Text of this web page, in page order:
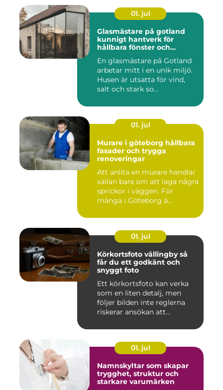
01. jul
Glasmästare på gotland
kunnigt hantverk för
hållbara fönster och
En glasmästare på Gotland
arbetar mitt i en unik miljö.
Husen är utsatta för vind,
salt och stark so...
01. jul
Murare i göteborg hållbara
fasader och trygga
renoveringar
Att anlita en murare handlar
sällan bara om att laga några
sprickor i väggen. För
många i Göteborg ä...
01. jul
Körkortsfoto vällingby så
får du ett godkänt och
snyggt foto
Ett körkortsfoto kan verka
som en liten detalj, men
följer bilden inte reglerna
riskerar ansökan att...
01. jul
Namnskyltar som skapar
trygghet, struktur och
starkare varumärken